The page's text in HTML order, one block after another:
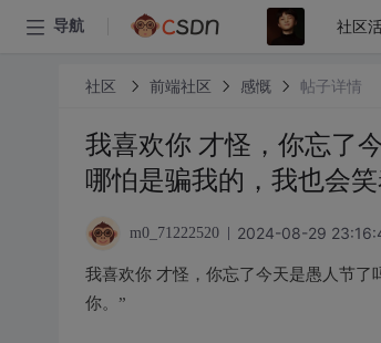
导航 社区
社区 前端社区 感慨 帖子详情
我喜欢你 才怪，你忘了
哪怕是骗我的，我也会笑
m0_71222520 2024-08-29
我喜欢你 才怪，你忘了今天是愚人节了
你。”